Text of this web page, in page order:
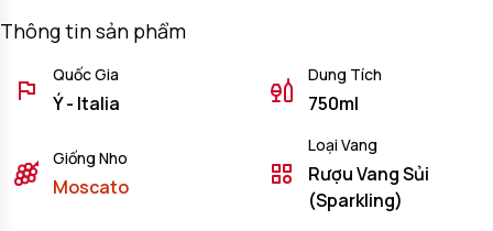
Thông tin sản phẩm
Quốc Gia
Ý - Italia
Dung Tích
750ml
Giống Nho
Moscato
Loại Vang
Rượu Vang Sủi
(Sparkling)